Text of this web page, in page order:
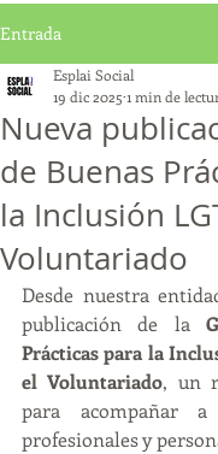
Entrada
Nueva
de Buenas
la Inclusión
Voluntariado
Esplai Social
19 dic 2025 1 min de
Desde nuestra
publicación de la
Prácticas para la
el Voluntariado, un
para acompañar a
profesionales y